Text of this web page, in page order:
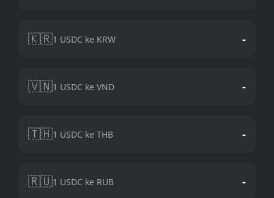
🇰🇷1 USDC ke KRW -
🇻🇳1 USDC ke VND -
🇹🇭1 USDC ke THB -
🇷🇺1 USDC ke RUB -